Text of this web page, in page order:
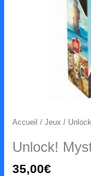
Accueil /Jeux /
Unlock!
35,00€